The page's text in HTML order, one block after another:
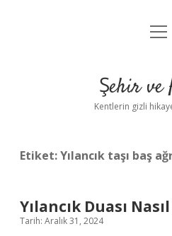
Yasal
Şehir ve
Kentlerin gizli
Etiket:Yılancık taşı baş
Yılancık Duası
Tarih: Aralık 31, 2024